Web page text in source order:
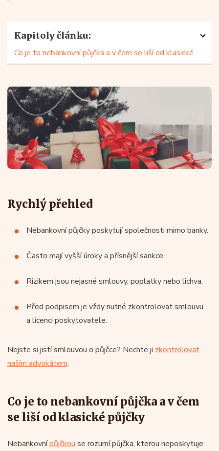
Kapitoly článku:
Co je to nebankovní půjčka a v čem se liší od klasické půjčky
Rychlý přehled
Nebankovní půjčky poskytují společnosti mimo banky.
Často mají vyšší úroky a přísnější sankce.
Rizikem jsou nejasné smlouvy, poplatky nebo lichva.
Před podpisem je vždy nutné zkontrolovat smlouvu
a licenci poskytovatele.
Nejste si jistí smlouvou o půjčce? Nechte ji zkontrolovat
naším advokátem.
Co je to nebankovní půjčka a v čem
se liší od klasické půjčky
Nebankovnípůjčkou se rozumí půjčka, kterou neposkytuje